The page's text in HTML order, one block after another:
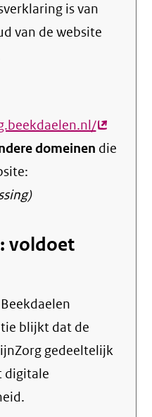
is van
van de website
(externe
link)
domeinen die
voldoet
blijkt dat de
gedeeltelijk
digitale